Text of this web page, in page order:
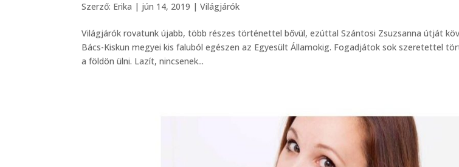
Szerző: Erika | jún 14, 2019 |Világjárók
Világjárók rovatunk újabb, több részes történettel bővül, ezúttal Szántosi Zsuzsanna útját
Bács-Kiskun megyei kis faluból egészen az Egyesült Államokig. Fogadjátok sok szeretettel
a földön ülni. Lazít, nincsenek...